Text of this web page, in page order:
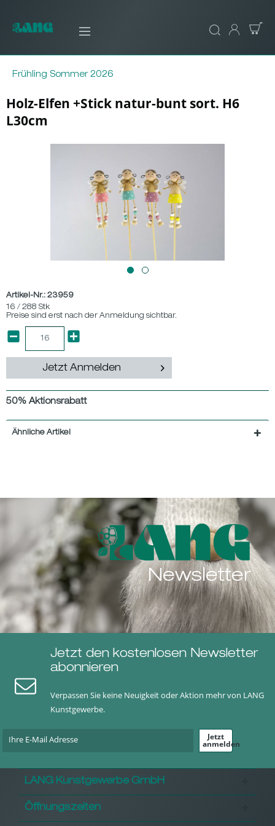
Frühling Sommer 2026
Holz-Elfen +Stick natur-bunt sort. H6
L30cm
Artikel-Nr.: 23959
16 / 288 Stk
Preise sind erst nach der Anmeldung sichtbar.
Jetzt Anmelden
50% Aktionsrabatt
Ähnliche Artikel
Newsletter
Jetzt den kostenlosen Newsletter
abonnieren
Verpassen Sie keine Neuigkeit oder Aktion mehr von LANG
Kunstgewerbe.
Jetzt
anmelden
LANG Kunstgewerbe GmbH
Öffnungszeiten